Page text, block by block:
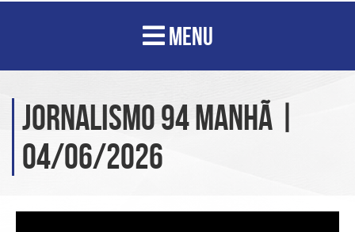
MENU
Jornalismo 94 Manhã |
04/06/2026